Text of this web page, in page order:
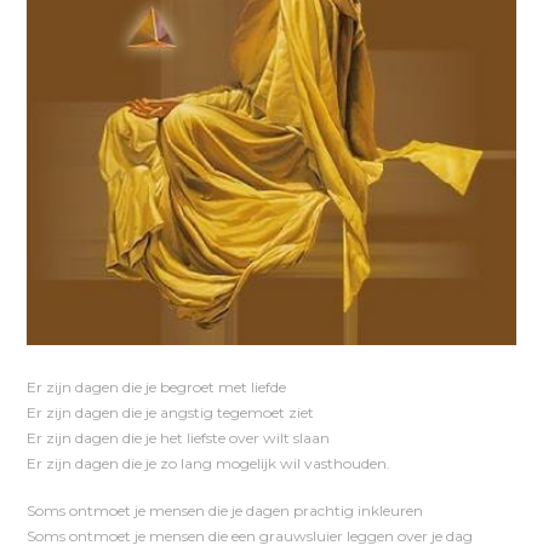
Er zijn dagen die je begroet met liefde
Er zijn dagen die je angstig tegemoet ziet
Er zijn dagen die je het liefste over wilt slaan
Er zijn dagen die je zo lang mogelijk wil vasthouden.
Soms ontmoet je mensen die je dagen prachtig inkleuren
Soms ontmoet je mensen die een grauwsluier leggen over je dag